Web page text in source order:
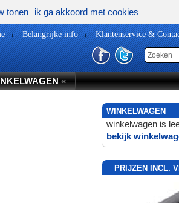
Belangrijke info Klantenservice &
«
WINKELWAGEN
winkelwagen is
bekijk
PRIJZEN INCL.
tonen ik ga akkoord met cookies